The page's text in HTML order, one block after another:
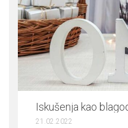
Iskušenja kao
21.02.2022